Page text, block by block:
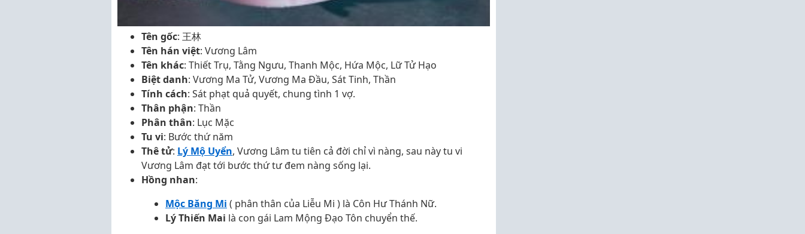
Tên gốc: 王林
Tên hán việt: Vương Lâm
Tên khác: Thiết Trụ, Tằng Ngưu, Thanh Mộc, Hứa Mộc, Lữ Tử Hạo
Biệt danh: Vương Ma Tử, Vương Ma Đầu, Sát Tinh, Thần
Tính cách: Sát phạt quả quyết, chung tình 1 vợ.
Thân phận: Thần
Phân thân: Lục Mặc
Tu vi: Bước thứ năm
Thê tử: Lý Mộ Uyển, Vương Lâm tu tiên cả đời chỉ vì nàng, sau này tu vi
Vương Lâm đạt tới bước thứ tư đem nàng sống lại.
Hồng nhan:
Mộc Băng Mi ( phân thân của Liễu Mi ) là Côn Hư Thánh Nữ.
Lý Thiến Mai là con gái Lam Mộng Đạo Tôn chuyển thế.